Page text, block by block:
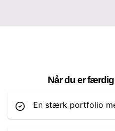
Når du er
En stærk portfolio